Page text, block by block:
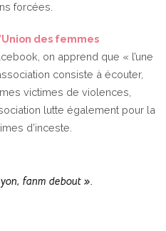
forcées.
des femmes
on apprend que « l’une
consiste à écouter,
victimes de violences,
lutte également pour la
d’inceste.
fanm debout ».